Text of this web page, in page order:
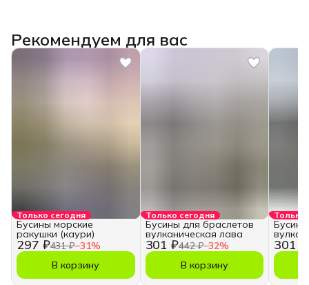
Рекомендуем для вас
Только сегодня
297 ₽431 ₽−31%
Бусины морские
ракушки (каури)
В корзину
Только сегодня
301 ₽442 ₽−32%
Бусины для браслетов
вулканическая лава
В корзину
Только
301 ₽